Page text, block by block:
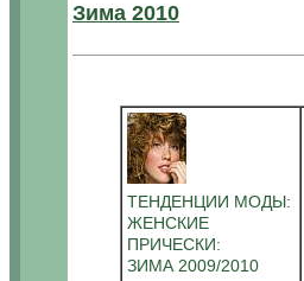
Зима 2010
ТЕНДЕНЦИИ МОДЫ:
ЖЕНСКИЕ
ПРИЧЕСКИ:
ЗИМА 2009/2010